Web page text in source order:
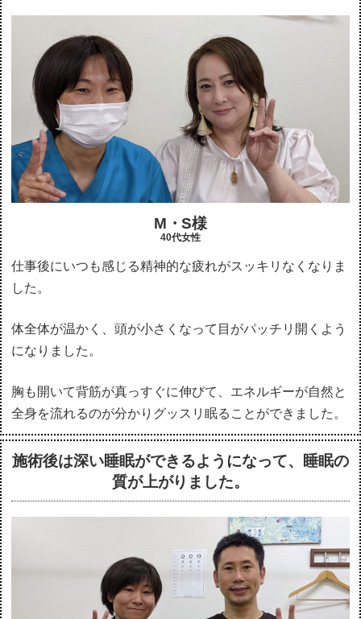
M・S様
40代女性
仕事後にいつも感じる精神的な疲れがスッキリなくなりま
した。
体全体が温かく、頭が小さくなって目がパッチリ開くよう
になりました。
胸も開いて背筋が真っすぐに伸びて、エネルギーが自然と
全身を流れるのが分かりグッスリ眠ることができました。
施術後は深い睡眠ができるようになって、睡眠の
質が上がりました。